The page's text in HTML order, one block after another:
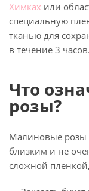
Химках или
специальную
тканью для
в течение 3 часов.
Что
розы?
Малиновые розы
близким и не
сложной